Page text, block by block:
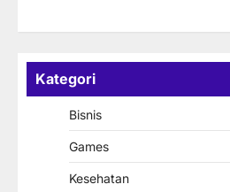
Kategori
Bisnis
Games
Kesehatan